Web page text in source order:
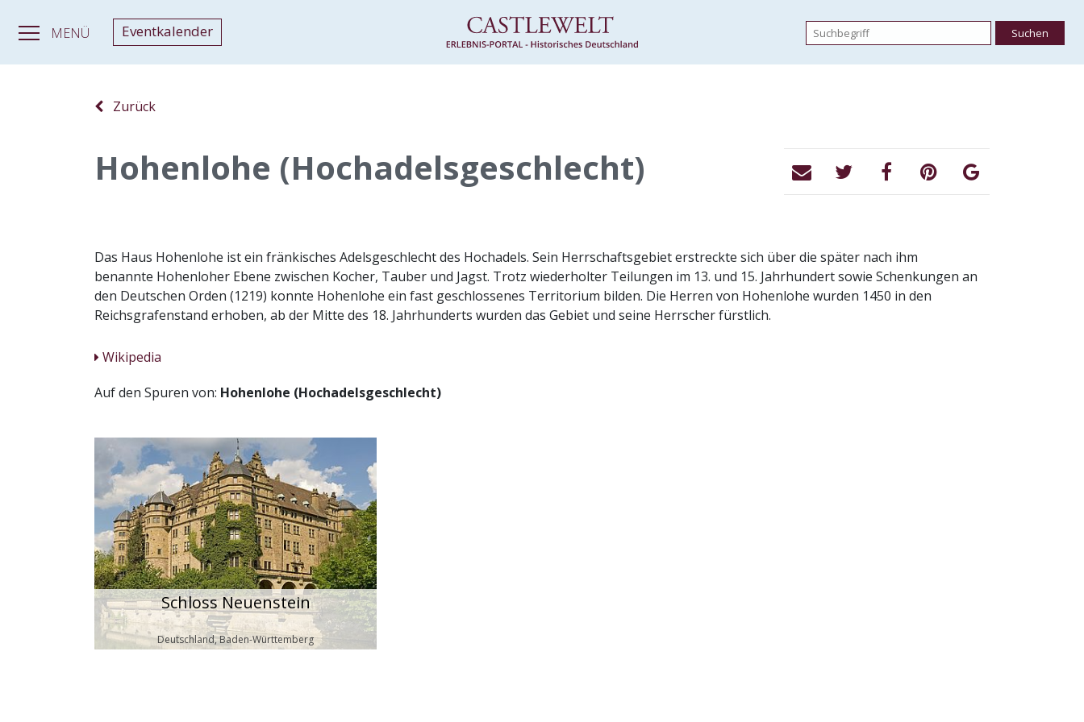
MENÜ Eventkalender
Zurück
Hohenlohe (Hochadelsgeschlecht)
Das Haus Hohenlohe ist ein fränkisches Adelsgeschlecht des Hochadels. Sein Herrschaftsgebiet erstreckte sich über die später nach ihm
benannte Hohenloher Ebene zwischen Kocher, Tauber und Jagst. Trotz wiederholter Teilungen im 13. und 15. Jahrhundert sowie Schenkungen an
den Deutschen Orden (1219) konnte Hohenlohe ein fast geschlossenes Territorium bilden. Die Herren von Hohenlohe wurden 1450 in den
Reichsgrafenstand erhoben, ab der Mitte des 18. Jahrhunderts wurden das Gebiet und seine Herrscher fürstlich.
Wikipedia
Auf den Spuren von: Hohenlohe (Hochadelsgeschlecht)
Schloss Neuenstein
Deutschland, Baden-Württemberg